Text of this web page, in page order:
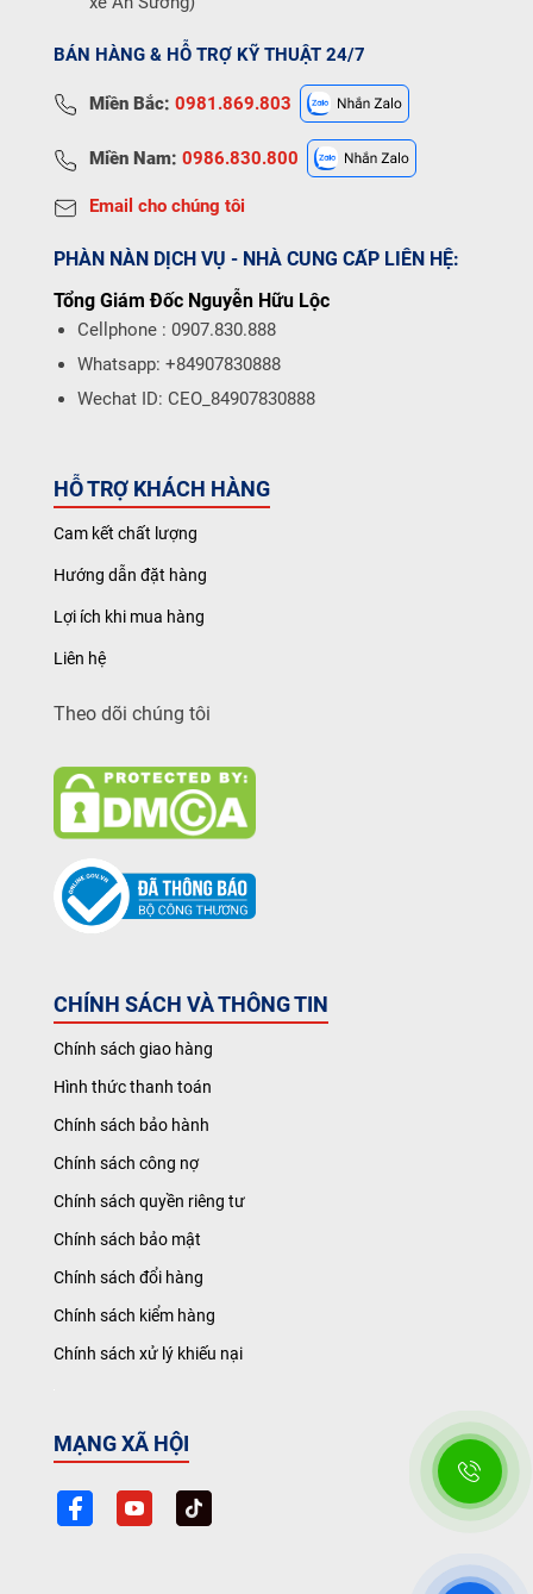
BÁN HÀNG & HỖ TRỢ KỸ THUẬT 24/7
Miền Bắc: 0981.869.803
Miền Nam: 0986.830.800
Email cho chúng tôi
PHÀN NÀN DỊCH VỤ - NHÀ CUNG CẤP LIÊN HỆ:
Tổng Giám Đốc Nguyễn Hữu Lộc
Cellphone : 0907.830.888
Whatsapp: +84907830888
Wechat ID: CEO_84907830888
HỖ TRỢ KHÁCH HÀNG
Cam kết chất lượng
Hướng dẫn đặt hàng
Lợi ích khi mua hàng
Liên hệ
Theo dõi chúng tôi
CHÍNH SÁCH VÀ THÔNG TIN
Chính sách giao hàng
Hình thức thanh toán
Chính sách bảo hành
Chính sách công nợ
Chính sách quyền riêng tư
Chính sách bảo mật
Chính sách đổi hàng
Chính sách kiểm hàng
Chính sách xử lý khiếu nại
MẠNG XÃ HỘI